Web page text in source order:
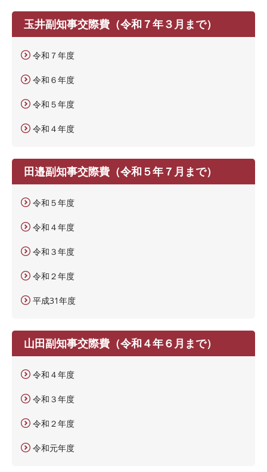
玉井副知事交際費（令和７年３月まで）
令和７年度
令和６年度
令和５年度
令和４年度
田邉副知事交際費（令和５年７月まで）
令和５年度
令和４年度
令和３年度
令和２年度
平成31年度
山田副知事交際費（令和４年６月まで）
令和４年度
令和３年度
令和２年度
令和元年度